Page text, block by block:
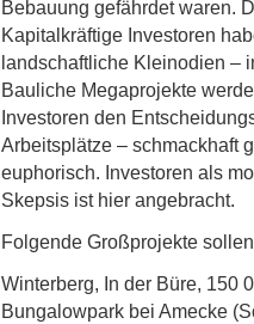
Bebauung gefährdet waren.
Kapitalkräftige Investoren
landschaftliche Kleinodien –
Bauliche Megaprojekte
Investoren den
Arbeitsplätze – schmackhaft
euphorisch. Investoren als
Skepsis ist hier angebracht.
Folgende Großprojekte
Winterberg, In der Büre, 150
Bungalowpark bei Amecke